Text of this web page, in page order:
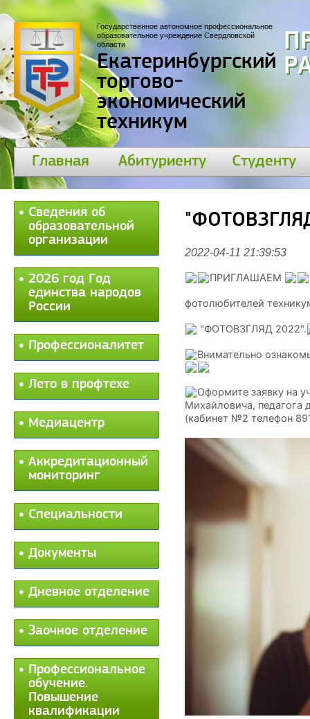
Государственное автономное профессиональное
образовательное учреждение Свердловской
области
Екатеринбургский
торгово-
экономический
техникум
Главная Абитуриенту Студенту
Сведения об
образовательной
организации
2026 год Год
единства народов
России
Профессионалитет
Лето в профтехе
Медиацентр
Аккредитационный
мониторинг
Специальности
Документы
Дневное отделение
Заочное отделение
Профессиональное
обучение.
Повышение
квалификации
2022-04-11 21:39:53
ПРИГЛАШАЕМ
фотолюбителей
"ФОТОВЗГЛЯД 2022".
Внимательно
Оформите заявку на
Михайловича, педагога
(кабинет №2 телефон